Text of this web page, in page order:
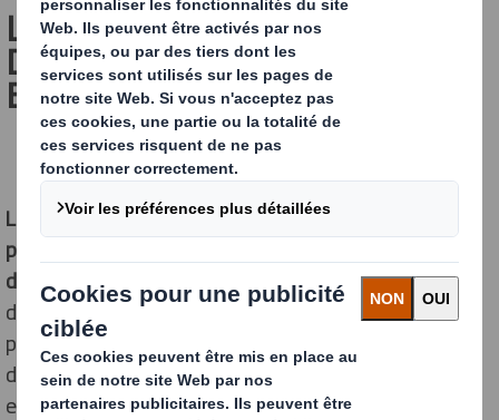
LA NÉCESSITÉ DE TROUVER
DES ALTERNATIVES AUX
EMBALLAGES PLASTIQUES
Le plastique est de plus en plus pointé du doigt, tant
par les politiques que par les consommateurs, à cause
de son impact environnemental. Pourtant, la question
de sa suppression est bien plus complexe qu’elle n’y
paraît, surtout en raison de ses qualités parfois
difficiles à retrouver dans d’autres matériaux (par
exemple pour la préservation des aliments).